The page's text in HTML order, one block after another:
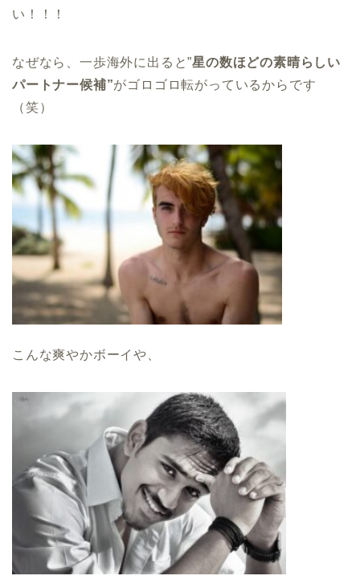
い！！！
なぜなら、一歩海外に出ると”星の数ほどの素晴らしい
パートナー候補”がゴロゴロ転がっているからです
（笑）
こんな爽やかボーイや、